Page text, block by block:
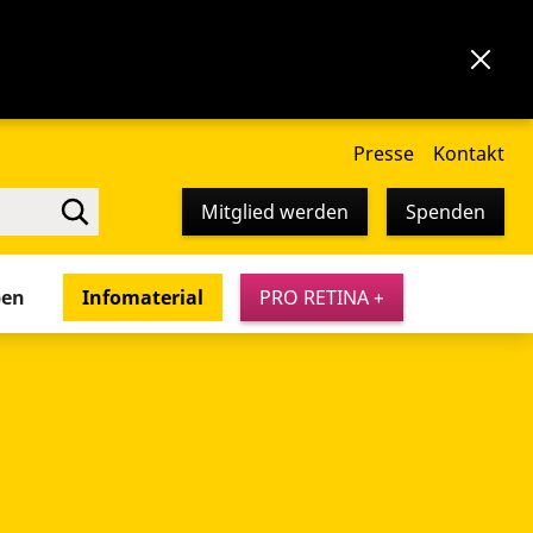
Presse Kontakt
Mitglied werden Spenden
Infomaterial PRO RETINA +